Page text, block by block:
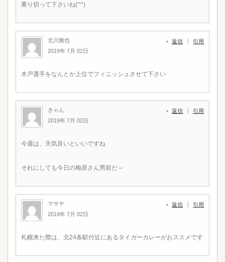
乗り切って下さいね(^^)
北川雅也
2019年 7月 02日
返信 引用
木戸選手をなんとか上位でフィニッシュさせて下さい
きゃん
2019年 7月 02日
返信 引用
今週は、天気良いといいですね
それにしても今日の梅原さん男前だ～
マサヤ
2019年 7月 02日
返信 引用
札幌来た際は、北24条駅付近にあるタイガーカレーがおススメです